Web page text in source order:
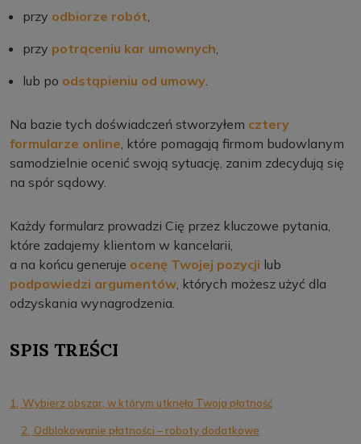
przy odbiorze robót,
przy potrąceniu kar umownych,
lub po odstąpieniu od umowy.
Na bazie tych doświadczeń stworzyłem cztery
formularze online, które pomagają firmom budowlanym
samodzielnie ocenić swoją sytuację, zanim zdecydują się
na spór sądowy.
Każdy formularz prowadzi Cię przez kluczowe pytania,
które zadajemy klientom w kancelarii,
a na końcu generuje ocenę Twojej pozycji lub
podpowiedzi argumentów, których możesz użyć dla
odzyskania wynagrodzenia.
SPIS TREŚCI
1. Wybierz obszar, w którym utknęła Twoja płatność
2. Odblokowanie płatności – roboty dodatkowe